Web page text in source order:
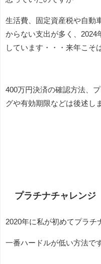
生活費、固定資産税や自動
からない支出が多く、2024
しています・・・来年こそ
400万円決済の確認方法、
グや有効期限などは後述し
プラチナチャレンジ
2020年に私が初めてプラチ
一番ハードルが低い方法です